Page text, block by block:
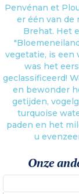
Penvénan et
er één van de
Brehat. Het
vegetatie, is een
was het
geclassificeerd!
en bewonder
getijden,
turquoise
paden en het
u
Onze